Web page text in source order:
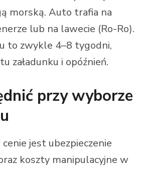
morską. Auto trafia na
lub na lawecie (Ro-Ro).
to zwykle 4–8 tygodni,
załadunku i opóźnień.
przy wyborze
jest ubezpieczenie
koszty manipulacyjne w